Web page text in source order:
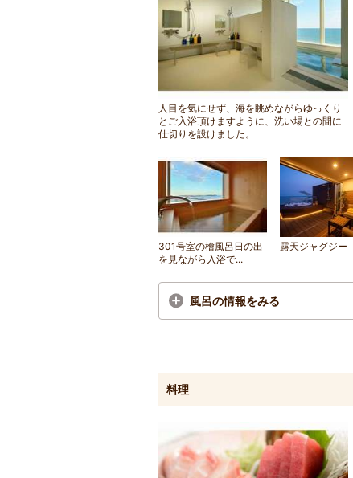
人目を気にせず、海を眺めながらゆっくり
とご入浴頂けますように、洗い場との間に
仕切りを設けました。
301号室の檜風呂日の出
を見ながら入浴で...
露天ジャグジー
風呂の情報をみる
料理